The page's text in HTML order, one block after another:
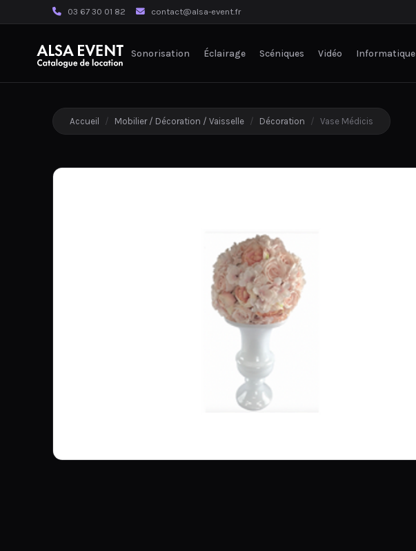
03 67 30 01 82 contact@alsa-event.fr
Sonorisation Éclairage Scéniques Vidéo Informatique
Accueil / Mobilier / Décoration / Vaisselle / Décoration / Vase Médicis